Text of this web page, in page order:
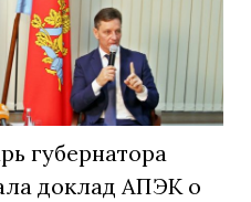
губернатора
доклад АПЭК о